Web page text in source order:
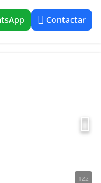
Contactar
122